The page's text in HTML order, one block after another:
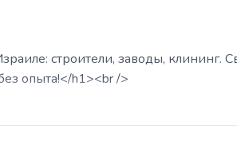
строители, заводы, клининг.
опыта!</h1><br />